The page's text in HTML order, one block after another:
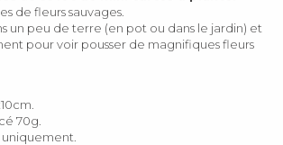
de fleurs sauvages.
un peu de terre (en pot ou dans le jardin) et
pour voir pousser de magnifiques fleurs
70g.